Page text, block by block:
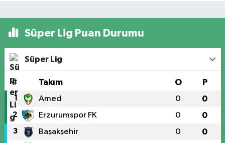
Süper Lig Puan Durumu
Süper Lig
# Takım O P
1 Amed 0 0
2 Erzurumspor FK 0 0
3 Başakşehir 0 0